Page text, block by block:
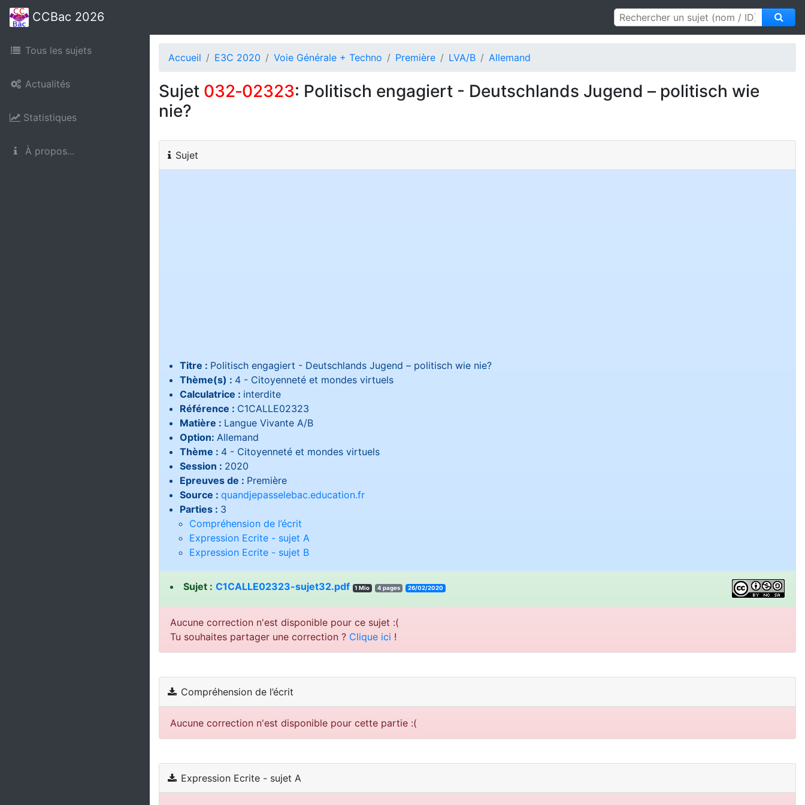
CCBac 2026
Tous les sujets
Actualités
Statistiques
À propos...
Accueil E3C 2020 Voie Générale + Techno Première LVA/B Allemand
Sujet 032‑02323: Politisch engagiert - Deutschlands Jugend – politisch wie
nie?
Sujet
Titre : Politisch engagiert - Deutschlands Jugend – politisch wie nie?
Thème(s) : 4 - Citoyenneté et mondes virtuels
Calculatrice : interdite
Référence : C1CALLE02323
Matière : Langue Vivante A/B
Option: Allemand
Thème : 4 - Citoyenneté et mondes virtuels
Session : 2020
Epreuves de : Première
Source : quandjepasselebac.education.fr
Parties : 3
Compréhension de l’écrit
Expression Ecrite - sujet A
Expression Ecrite - sujet B
Sujet : C1CALLE02323-sujet32.pdf 1 Mio 4 pages 26/02/2020
Aucune correction n'est disponible pour ce sujet :(
Tu souhaites partager une correction ? Clique ici !
Compréhension de l’écrit
Aucune correction n'est disponible pour cette partie :(
Expression Ecrite - sujet A